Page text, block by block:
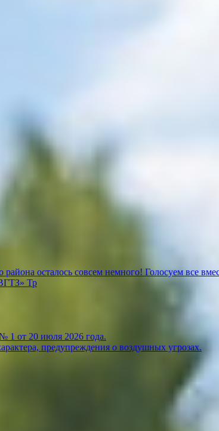
осталось совсем немного! Голосуем все
Тр
1 от 20 июля 2026 года.
предупреждения о воздушных угрозах.